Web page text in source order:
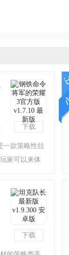
下载
版
一款策略性拉
家可以来体
无比的军事
下载